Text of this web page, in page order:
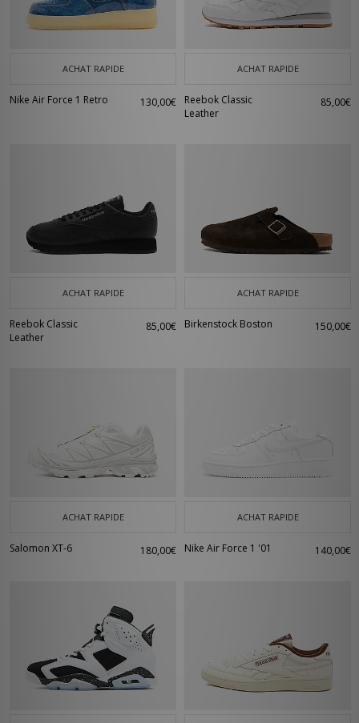
ACHAT RAPIDE
Nike Air Force 1 Retro 130,00€
ACHAT RAPIDE
Reebok Classic
Leather
85,00€
ACHAT RAPIDE
Reebok Classic
Leather
85,00€
ACHAT RAPIDE
Birkenstock Boston 150,00€
ACHAT RAPIDE
Salomon XT-6 180,00€
ACHAT RAPIDE
Nike Air Force 1 '01 140,00€